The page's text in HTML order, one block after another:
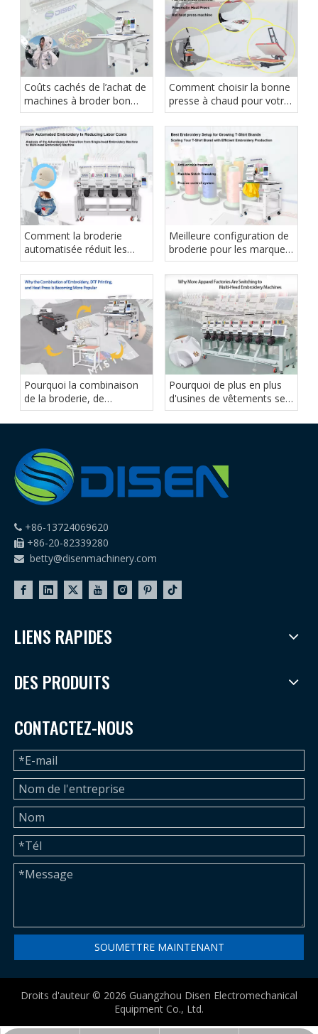
Coûts cachés de l’achat de
machines à broder bon
marché
Comment choisir la bonne
presse à chaud pour votre
entreprise d'impression de
vêtements
Comment la broderie
automatisée réduit les
coûts de main-d'œuvre
Meilleure configuration de
broderie pour les marques
de t-shirts en pleine
croissance
Pourquoi la combinaison
de la broderie, de
l'impression DTF et de la
presse à chaud devient de
Pourquoi de plus en plus
d'usines de vêtements se
tournent vers les machines
à broder multi-têtes
 +86-13724069620
 +86-20-82339280
 betty@disenmachinery.com
LIENS RAPIDES
DES PRODUITS
CONTACTEZ-NOUS
SOUMETTRE MAINTENANT
Droits d'auteur © 2026 Guangzhou Disen Electromechanical
Equipment Co., Ltd.